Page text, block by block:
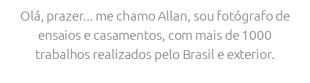
Olá, prazer... me chamo Allan, sou fotógrafo de
ensaios e casamentos, com mais de 1000
trabalhos realizados pelo Brasil e exterior.